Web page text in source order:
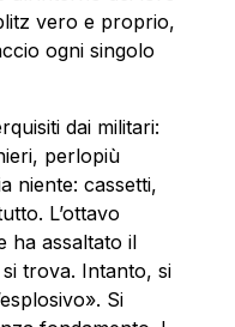
vero e proprio,
ogni singolo
dai militari:
perlopiù
niente: cassetti,
L’ottavo
ha assaltato il
trova. Intanto, si
Si